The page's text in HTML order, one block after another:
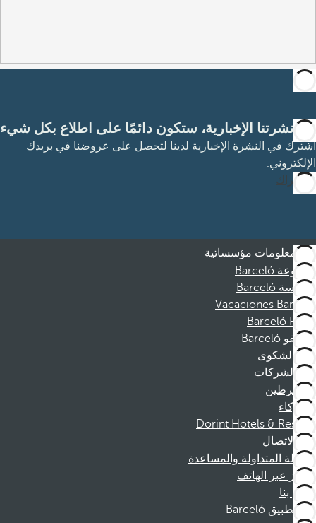
مع نشرتنا الإخبارية، ستكون دائمًا على اطلاع بكل شيء
اشترك في النشرة الإخبارية لدينا لتحصل على عروضنا في بريدك
الإلكتروني.
الاشتراك
معلومات مؤسساتية
مجموعة Barceló
مؤسسة Barceló
Vacaciones Barceló
Barceló Films
موظفو Barceló
قناة الشكوى
الشركات
المنخرطين
الشركاء
Dorint Hotels & Resorts
الاتصال
الأسئلة المتداولة والمساعدة
الحجز عبر الهاتف
اتصل بنا
تطبيق Barceló